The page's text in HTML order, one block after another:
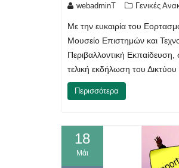
webadminT Γενικές
Με την ευκαιρία του
Μουσείο Επιστημών και
Περιβαλλοντική
τελική εκδήλωση του
Περισσότερα
18
Μάι